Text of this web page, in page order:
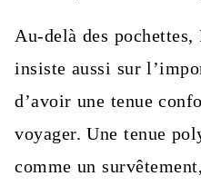
Au-delà des pochettes,
insiste aussi sur
d’avoir une tenue
voyager. Une tenue
comme un